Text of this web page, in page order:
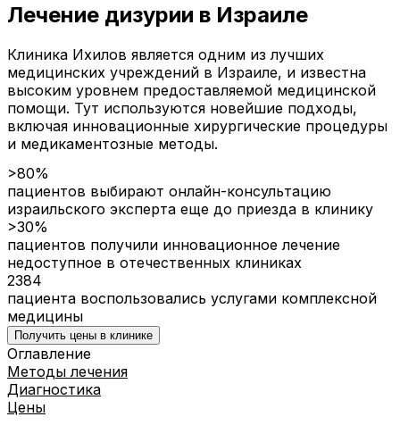
Лечение дизурии в Израиле
Клиника Ихилов является одним из лучших
медицинских учреждений в Израиле, и известна
высоким уровнем предоставляемой медицинской
помощи. Тут используются новейшие подходы,
включая инновационные хирургические процедуры
и медикаментозные методы.
>80%
пациентов выбирают онлайн-консультацию
израильского эксперта еще до приезда в клинику
>30%
пациентов получили инновационное лечение
недоступное в отечественных клиниках
2384
пациента воспользовались услугами комплексной
медицины
Получить цены в клинике
Оглавление
Методы лечения
Диагностика
Цены